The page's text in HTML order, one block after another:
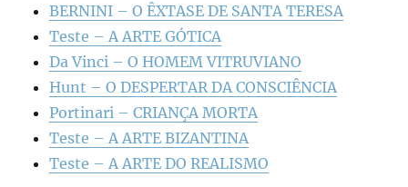
BERNINI – O ÊXTASE DE SANTA TERESA
Teste – A ARTE GÓTICA
Da Vinci – O HOMEM VITRUVIANO
Hunt – O DESPERTAR DA CONSCIÊNCIA
Portinari – CRIANÇA MORTA
Teste – A ARTE BIZANTINA
Teste – A ARTE DO REALISMO